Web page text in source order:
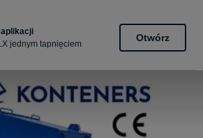
aplikacji
jednym tapnięciem
Otwórz